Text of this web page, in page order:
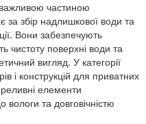
частиною
за збір надлишкової води та
Вони забезпечують
чистоту поверхні води та
вигляд. У категорії
і конструкцій для приватних
елементи
вологи та довговічністю